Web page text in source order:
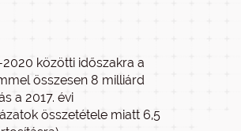
közötti időszakra a
összesen 8 milliárd
a 2017. évi
összetétele miatt 6,5